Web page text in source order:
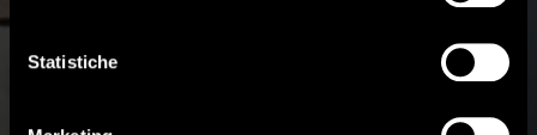
Statistiche
danni fatti dall’Italia
7 Giugno 2017